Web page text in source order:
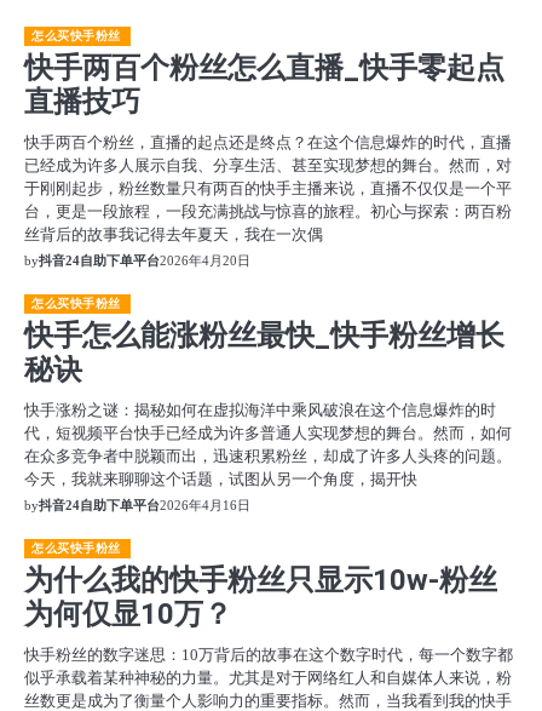
怎么买快手粉丝
快手两百个粉丝怎么直播_快手零起点
直播技巧
快手两百个粉丝，直播的起点还是终点？在这个信息爆炸的时代，直播
已经成为许多人展示自我、分享生活、甚至实现梦想的舞台。然而，对
于刚刚起步，粉丝数量只有两百的快手主播来说，直播不仅仅是一个平
台，更是一段旅程，一段充满挑战与惊喜的旅程。初心与探索：两百粉
丝背后的故事我记得去年夏天，我在一次偶
by抖音24自助下单平台2026年4月20日
怎么买快手粉丝
快手怎么能涨粉丝最快_快手粉丝增长
秘诀
快手涨粉之谜：揭秘如何在虚拟海洋中乘风破浪在这个信息爆炸的时
代，短视频平台快手已经成为许多普通人实现梦想的舞台。然而，如何
在众多竞争者中脱颖而出，迅速积累粉丝，却成了许多人头疼的问题。
今天，我就来聊聊这个话题，试图从另一个角度，揭开快
by抖音24自助下单平台2026年4月16日
怎么买快手粉丝
为什么我的快手粉丝只显示10w-粉丝
为何仅显10万？
快手粉丝的数字迷思：10万背后的故事在这个数字时代，每一个数字都
似乎承载着某种神秘的力量。尤其是对于网络红人和自媒体人来说，粉
丝数更是成为了衡量个人影响力的重要指标。然而，当我看到我的快手